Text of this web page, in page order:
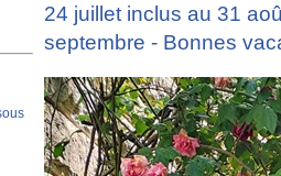
24 juillet inclus au 31
septembre - Bonnes